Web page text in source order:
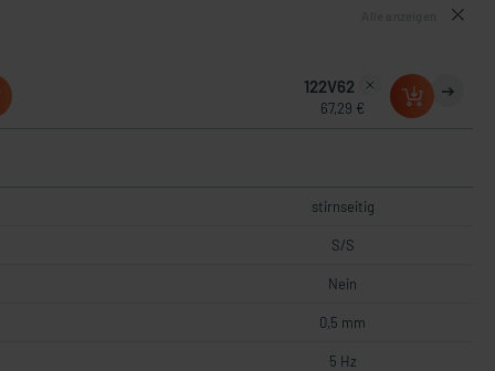
122V62
67,29 €
stirnseitig
S/S
Nein
0,5 mm
5 Hz